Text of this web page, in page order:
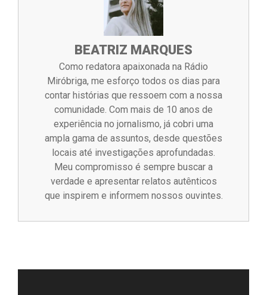
BEATRIZ MARQUES
Como redatora apaixonada na Rádio
Miróbriga, me esforço todos os dias para
contar histórias que ressoem com a nossa
comunidade. Com mais de 10 anos de
experiência no jornalismo, já cobri uma
ampla gama de assuntos, desde questões
locais até investigações aprofundadas.
Meu compromisso é sempre buscar a
verdade e apresentar relatos autênticos
que inspirem e informem nossos ouvintes.